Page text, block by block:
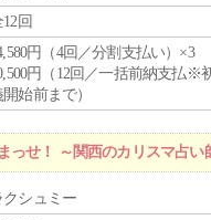
回
円（4回／分割支払い）×3
円（12回／一括前納支払※
始前まで）
っせ！ ～関西のカリスマ占
クシュミー